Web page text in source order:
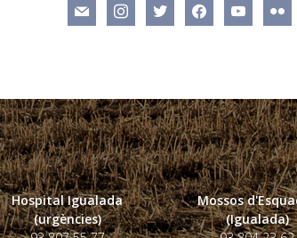
mail instagramtwitter facebookyoutube flickr
Hospital Igualada
(urgències)
Mossos
(Igualada)